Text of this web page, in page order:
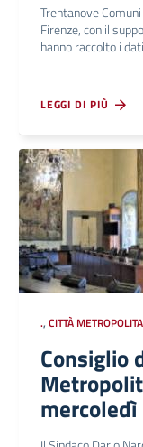
Trentanove
Firenze, con il
hanno raccolto i
LEGGI DI PIÙ
., CITTÀ
Consiglio